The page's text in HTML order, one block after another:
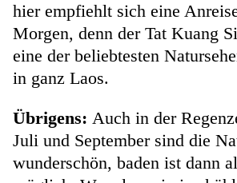
hier empfiehlt sich eine
Morgen, denn der Tat Kuang
eine der beliebtesten
in ganz Laos.
Übrigens: Auch in der
Juli und September sind die
wunderschön, baden ist dann